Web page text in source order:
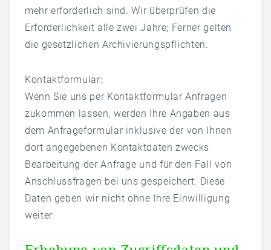
mehr erforderlich sind. Wir überprüfen die
Erforderlichkeit alle zwei Jahre; Ferner gelten
die gesetzlichen Archivierungspflichten.
Kontaktformular:
Wenn Sie uns per Kontaktformular Anfragen
zukommen lassen, werden Ihre Angaben aus
dem Anfrageformular inklusive der von Ihnen
dort angegebenen Kontaktdaten zwecks
Bearbeitung der Anfrage und für den Fall von
Anschlussfragen bei uns gespeichert. Diese
Daten geben wir nicht ohne Ihre Einwilligung
weiter.